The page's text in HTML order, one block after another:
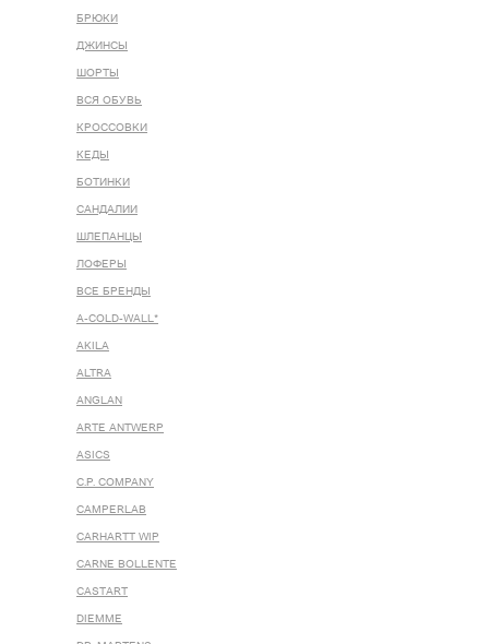
БРЮКИ
ДЖИНСЫ
ШОРТЫ
ВСЯ ОБУВЬ
КРОССОВКИ
КЕДЫ
БОТИНКИ
САНДАЛИИ
ШЛЕПАНЦЫ
ЛОФЕРЫ
ВСЕ БРЕНДЫ
A-COLD-WALL*
AKILA
ALTRA
ANGLAN
ARTE ANTWERP
ASICS
C.P. COMPANY
CAMPERLAB
CARHARTT WIP
CARNE BOLLENTE
CASTART
DIEMME